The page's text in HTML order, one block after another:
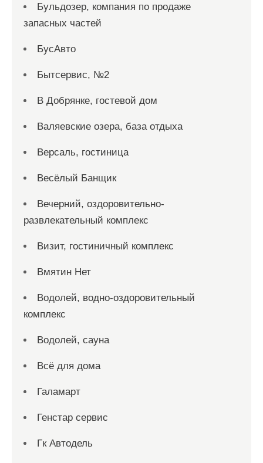
Бульдозер, компания по продаже
запасных частей
БусАвто
Бытсервис, №2
В Добрянке, гостевой дом
Валяевские озера, база отдыха
Версаль, гостиница
Весёлый Банщик
Вечерний, оздоровительно-
развлекательный комплекс
Визит, гостиничный комплекс
Вмятин Нет
Водолей, водно-оздоровительный
комплекс
Водолей, сауна
Всё для дома
Галамарт
Генстар сервис
Гк Автодель